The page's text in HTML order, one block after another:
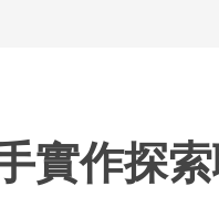
實作探